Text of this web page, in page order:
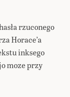
rzuconego
Horace’a
inksego
moze przy